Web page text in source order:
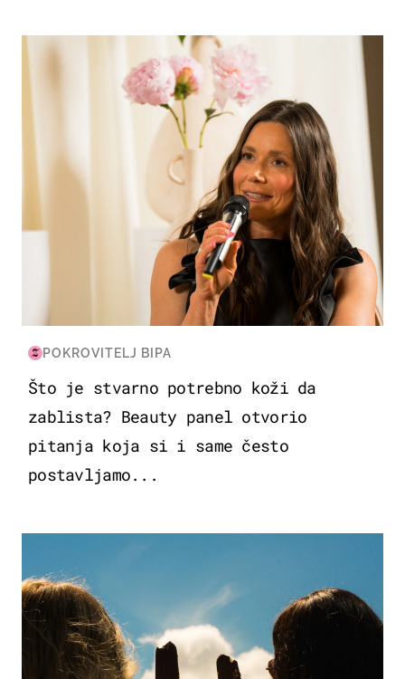
MODA & LJEPOTA
POKROVITELJ BIPA
Što je stvarno potrebno koži da
zablista? Beauty panel otvorio
pitanja koja si i same često
postavljamo...